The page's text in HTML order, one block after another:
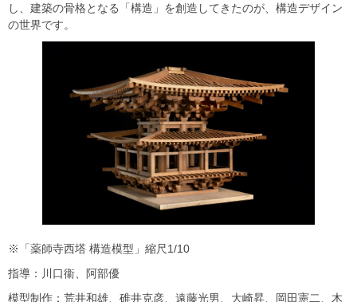
し、建築の骨格となる「構造」を創造してきたのが、構造デザイン
の世界です。
※「薬師寺西塔 構造模型」縮尺1/10
指導：川口衞、阿部優
模型制作：荒井和雄、碓井克彦、遠藤光男、大崎昇、岡田憲二、木